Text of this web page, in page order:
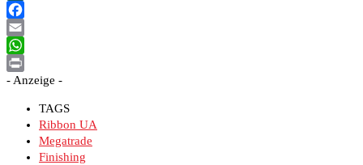
XING
Facebook
Email
WhatsApp
Print
- Anzeige -
TAGS
Ribbon UA
Megatrade
Finishing